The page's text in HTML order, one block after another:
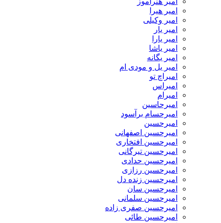
امیر هیرا
امیر وکیلی
امیر یار
امیر یارا
امیر یاشا
امیر یگانه
امیر یل و مودی ام
امیراچ تو
امیراس
امیرام
امیرحاسین
امیرحسام برآسود
امیرحسین
امیرحسین اصفهانی
امیرحسین افتخاری
امیرحسین تیرگانی
امیرحسین حدادی
امیرحسین رزازی
امیرحسین زنده دل
امیرحسین سان
امیرحسین سلمانی
امیرحسین صفری زاده
امیرحسین طائی